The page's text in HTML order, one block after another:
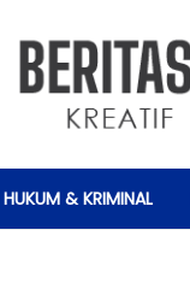
HUKUM & KRIMINAL